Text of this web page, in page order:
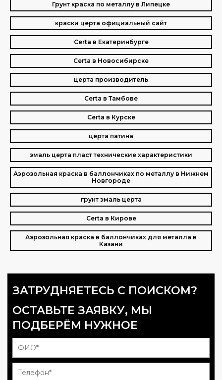
Грунт краска по металлу в Липецке
краски церта официальный сайт
Certa в Екатеринбурге
Certa в Новосибирске
церта производитель
Certa в Тамбове
Certa в Курске
церта патина
эмаль церта пласт технические характеристики
Аэрозольная краска в баллончиках по металлу в Нижнем
Новгороде
грунт эмаль церта
Certa в Кирове
Аэрозольная краска в баллончиках для металла в
Казани
ЗАТРУДНЯЕТЕСЬ С ПОИСКОМ?
ОСТАВЬТЕ ЗАЯВКУ, МЫ
ПОДБЕРЁМ НУЖНОЕ